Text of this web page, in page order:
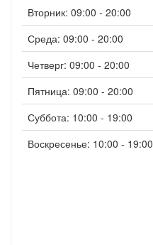
Вторник: 09:00 - 20:00
Среда: 09:00 - 20:00
Четверг: 09:00 - 20:00
Пятница: 09:00 - 20:00
Суббота: 10:00 - 19:00
Воскресенье: 10:00 - 19:00